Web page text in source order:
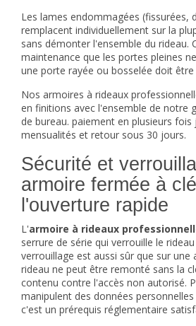
Les lames endommagées (fissurées,
remplacent individuellement sur la
sans démonter l'ensemble du rideau.
maintenance que les portes pleines
une porte rayée ou bosselée doit
Nos armoires à rideaux
en finitions avec l'ensemble de notre
de bureau. paiement en plusieurs fois
mensualités et retour sous 30 jours.
Sécurité et
armoire fermée à
l'ouverture rapide
L'armoire à rideaux
serrure de série qui verrouille le
verrouillage est aussi sûr que sur une
rideau ne peut être remonté sans la
contenu contre l'accès non autorisé.
manipulent des données
c'est un prérequis réglementaire